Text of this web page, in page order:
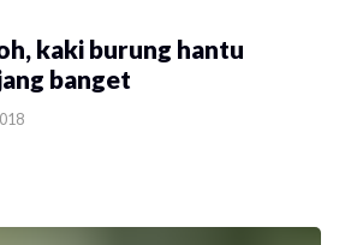
kaki burung hantu
banget